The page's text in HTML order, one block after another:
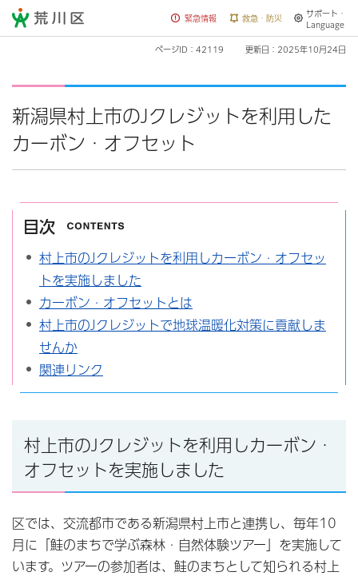
荒川区 緊急情報 救急・防災
サポート・
Language
ページID：42119 更新日：2025年10月24日
新潟県村上市のJクレジットを利用した
カーボン・オフセット
目次
村上市のJクレジットを利用しカーボン・オフセッ
トを実施しました
カーボン・オフセットとは
村上市のJクレジットで地球温暖化対策に貢献しま
せんか
関連リンク
村上市のJクレジットを利用しカーボン・
オフセットを実施しました
区では、交流都市である新潟県村上市と連携し、毎年10
月に「鮭のまちで学ぶ森林・自然体験ツアー」を実施して
います。ツアーの参加者は、鮭のまちとして知られる村上